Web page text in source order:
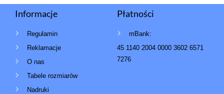
Informacje
Regulamin
Reklamacje
O nas
Tabele rozmiarów
Nadruki
Płatności
mBank:
45 1140 2004 0000 3602 6571
7276